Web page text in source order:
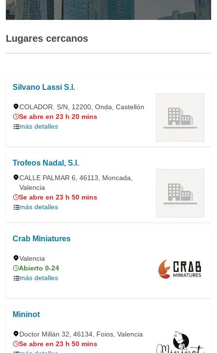
Lugares cercanos
Silvano Lassi S.l.
COLADOR. S/N, 12200, Onda, Castellón
Se abre en 23 h 20 mins
más detalles
Trofeos Nadal, S.l.
CALLE PALMAR 6, 46113, Moncada,
Valencia
Se abre en 23 h 50 mins
más detalles
Crab Miniatures
Valencia
Abierto 0-24
más detalles
Mininot
Doctor Millán 32, 46134, Foios, Valencia
Se abre en 23 h 50 mins